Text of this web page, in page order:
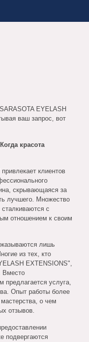
EYELASH
ваш запрос, вот
красота
клиентов
скрывающаяся за
лучшего. Множество
с
отношением к своим
лишь
из тех, кто
EXTENSIONS",
Вместо
предлагается услуга,
Опыт работы более
о чем
отзывов.
подвергаются